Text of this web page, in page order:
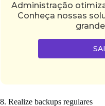
Administração
Conheça nossas
8. Realize backups regulares